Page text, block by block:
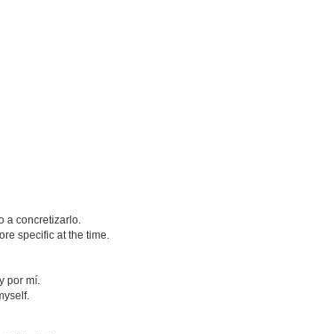
a concretizarlo.
specific at the time.
por mí.